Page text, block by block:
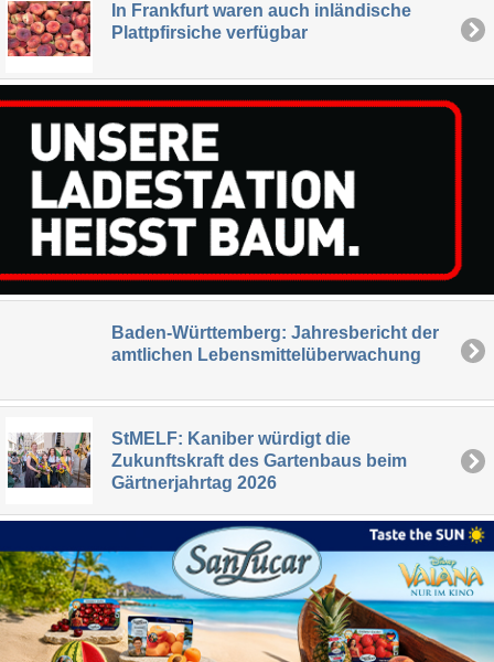
In Frankfurt waren auch inländische
Plattpfirsiche verfügbar
Baden-Württemberg: Jahresbericht der
amtlichen Lebensmittelüberwachung
StMELF: Kaniber würdigt die
Zukunftskraft des Gartenbaus beim
Gärtnerjahrtag 2026